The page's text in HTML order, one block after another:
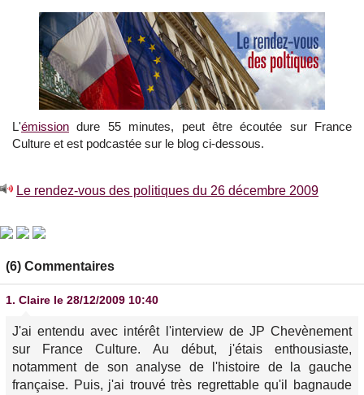
L'émission dure 55 minutes, peut être écoutée sur France
Culture et est podcastée sur le blog ci-dessous.
Le rendez-vous des politiques du 26 décembre 2009
(6) Commentaires
1. Claire le 28/12/2009 10:40
J'ai entendu avec intérêt l'interview de JP Chevènement
sur France Culture. Au début, j'étais enthousiaste,
notamment de son analyse de l'histoire de la gauche
française. Puis, j'ai trouvé très regrettable qu'il bagnaude